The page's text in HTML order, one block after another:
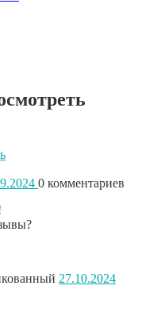
0 комментариев
27.10.2024